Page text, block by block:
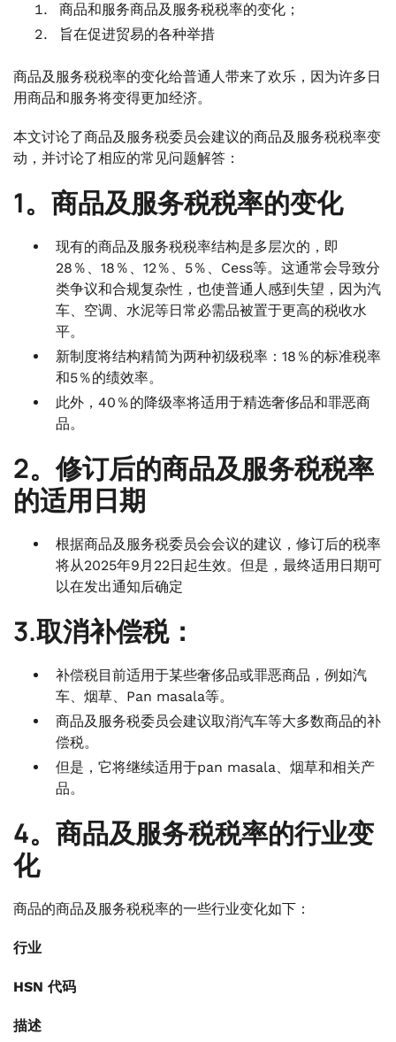
商品和服务商品及服务税税率的变化；
旨在促进贸易的各种举措
商品及服务税税率的变化给普通人带来了欢乐，因为许多日
用商品和服务将变得更加经济。
本文讨论了商品及服务税委员会建议的商品及服务税税率变
动，并讨论了相应的常见问题解答：
1。商品及服务税税率的变化
现有的商品及服务税税率结构是多层次的，即
28％、18％、12％、5％、Cess等。这通常会导致分
类争议和合规复杂性，也使普通人感到失望，因为汽
车、空调、水泥等日常必需品被置于更高的税收水
平。
新制度将结构精简为两种初级税率：18％的标准税率
和5％的绩效率。
此外，40％的降级率将适用于精选奢侈品和罪恶商
品。
2。修订后的商品及服务税税率
的适用日期
根据商品及服务税委员会会议的建议，修订后的税率
将从2025年9月22日起生效。但是，最终适用日期可
以在发出通知后确定
3.取消补偿税：
补偿税目前适用于某些奢侈品或罪恶商品，例如汽
车、烟草、Pan masala等。
商品及服务税委员会建议取消汽车等大多数商品的补
偿税。
但是，它将继续适用于pan masala、烟草和相关产
品。
4。商品及服务税税率的行业变
化
商品的商品及服务税税率的一些行业变化如下：
行业
HSN 代码
描述